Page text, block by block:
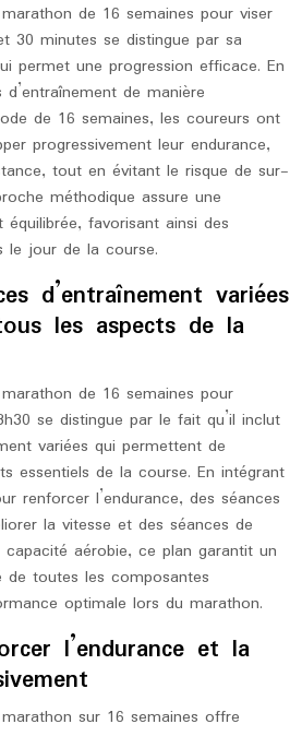
de 16 semaines pour viser
30 minutes se distingue par sa
permet une progression efficace. En
de manière
de 16 semaines, les coureurs ont
progressivement leur endurance,
tout en évitant le risque de sur-
méthodique assure une
favorisant ainsi des
le jour de la course.
d’entraînement variées
les aspects de la
de 16 semaines pour
se distingue par le fait qu’il inclut
variées qui permettent de
essentiels de la course. En intégrant
renforcer l’endurance, des séances
la vitesse et des séances de
aérobie, ce plan garantit un
de toutes les composantes
optimale lors du marathon.
l’endurance et la
sur 16 semaines offre